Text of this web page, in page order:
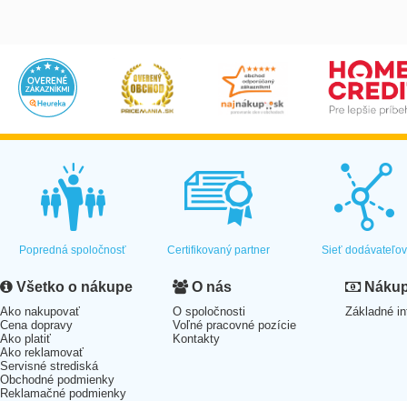
Popredná spoločnosť Certifikovaný partner Sieť dodávateľov
Všetko o nákupe
Ako nakupovať
Cena dopravy
Ako platiť
Ako reklamovať
Servisné strediská
Obchodné podmienky
Reklamačné podmienky
O nás
O spoločnosti
Voľné pracovné pozície
Kontakty
Základné